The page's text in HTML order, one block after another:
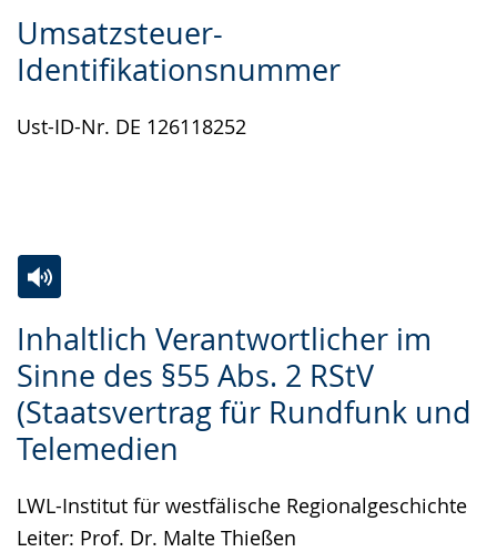
Umsatzsteuer-
Identifikationsnummer
Ust-ID-Nr. DE 126118252
Leichten
Sprache
Audio-
Unterstützung.
Video
in
Gebärdensprache
Inhaltlich Verantwortlicher im
Sinne des §55 Abs. 2 RStV
(Staatsvertrag für Rundfunk und
Telemedien
LWL-Institut für westfälische Regionalgeschichte
Leiter: Prof. Dr. Malte Thießen
Leichten
Sprache
wechseln.
Audio-
Unterstützung.
Video
in
Deutscher
Gebärdensprache
angezeigt.